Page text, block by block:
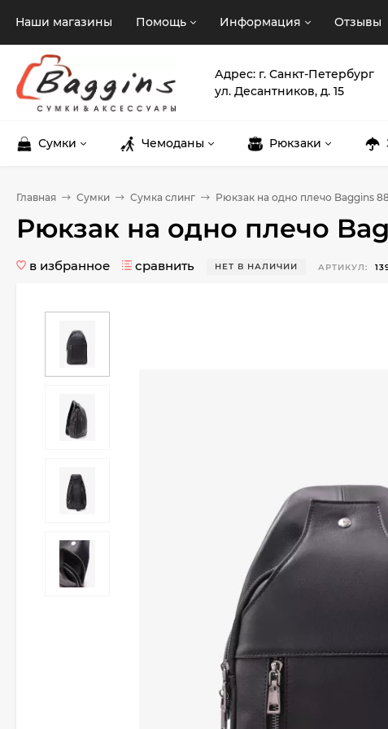
Наши магазины Помощь Информация Отзывы
Адрес: г. Санкт-Петербург
ул. Десантников, д. 15
Сумки Чемоданы Рюкзаки
Главная Сумки Сумка слинг Рюкзак на одно плечо Baggins
Рюкзак на одно плечо
в избранное сравнить НЕТ В НАЛИЧИИ АРТИКУЛ: